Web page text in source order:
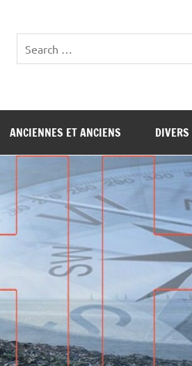
ANCIENNES ET ANCIENS DIVERS